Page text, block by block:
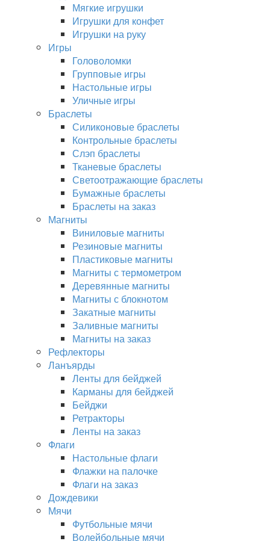
Мягкие игрушки
Игрушки для конфет
Игрушки на руку
Игры
Головоломки
Групповые игры
Настольные игры
Уличные игры
Браслеты
Силиконовые браслеты
Контрольные браслеты
Слэп браслеты
Тканевые браслеты
Светоотражающие браслеты
Бумажные браслеты
Браслеты на заказ
Магниты
Виниловые магниты
Резиновые магниты
Пластиковые магниты
Магниты с термометром
Деревянные магниты
Магниты с блокнотом
Закатные магниты
Заливные магниты
Магниты на заказ
Рефлекторы
Ланъярды
Ленты для бейджей
Карманы для бейджей
Бейджи
Ретракторы
Ленты на заказ
Флаги
Настольные флаги
Флажки на палочке
Флаги на заказ
Дождевики
Мячи
Футбольные мячи
Волейбольные мячи